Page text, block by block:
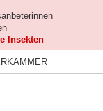
Insekten